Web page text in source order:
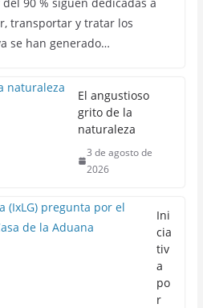
transportar y tratar los
se han generado…
El angustioso
grito de la
naturaleza
3 de agosto de
2026
Ini
cia
tiv
a
po
r